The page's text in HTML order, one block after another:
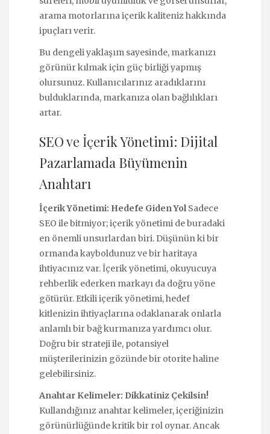
arama motorlarına içerik kaliteniz hakkında
ipuçları verir.
Bu dengeli yaklaşım sayesinde, markanızı
görünür kılmak için güç birliği yapmış
olursunuz. Kullanıcılarınız aradıklarını
bulduklarında, markanıza olan bağlılıkları
artar.
SEO ve İçerik Yönetimi: Dijital
Pazarlamada Büyümenin
Anahtarı
İçerik Yönetimi: Hedefe Giden Yol Sadece
SEO ile bitmiyor; içerik yönetimi de buradaki
en önemli unsurlardan biri. Düşünün ki bir
ormanda kayboldunuz ve bir haritaya
ihtiyacınız var. İçerik yönetimi, okuyucuya
rehberlik ederken markayı da doğru yöne
götürür. Etkili içerik yönetimi, hedef
kitlenizin ihtiyaçlarına odaklanarak onlarla
anlamlı bir bağ kurmanıza yardımcı olur.
Doğru bir strateji ile, potansiyel
müşterilerinizin gözünde bir otorite haline
gelebilirsiniz.
Anahtar Kelimeler: Dikkatiniz Çekilsin!
Kullandığınız anahtar kelimeler, içeriğinizin
görünürlüğünde kritik bir rol oynar. Ancak